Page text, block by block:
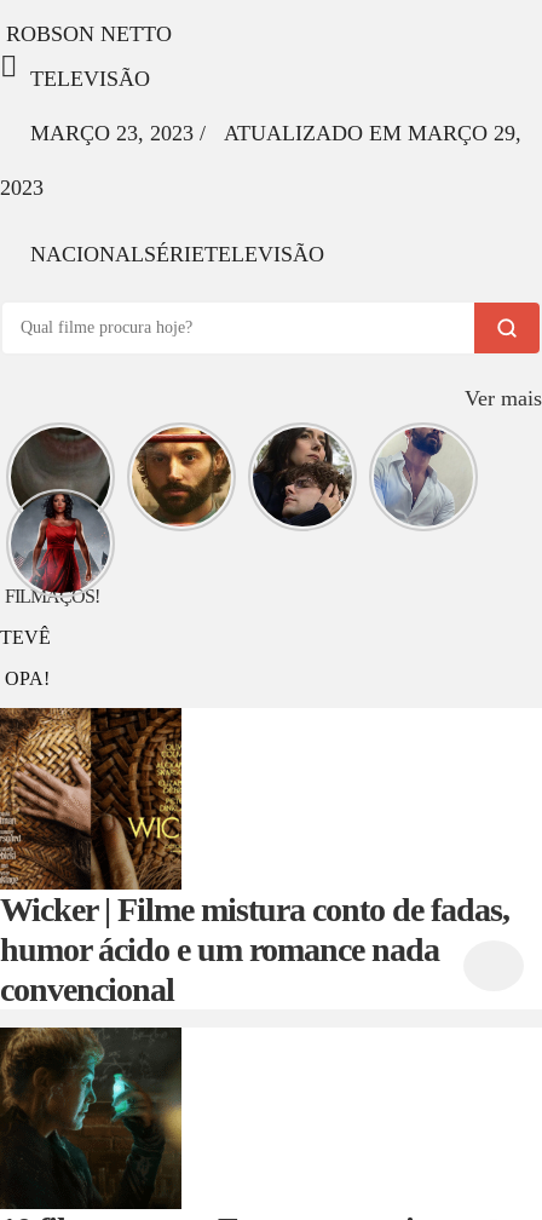
ROBSON NETTO
TELEVISÃO
MARÇO 23, 2023 / ATUALIZADO EM MARÇO 29,
2023
NACIONALSÉRIETELEVISÃO
Ver mais
O que
assistir
hoje?
Longlegs
O que
assistir
hoje?
VOCÊ
O que
assistir
hoje? O
Jardineiro
O que
assistir
hoje?
DEVA
O que
assistir
hoje? G20
FILMAÇOS!
TEVÊ
OPA!
Wicker | Filme mistura conto de fadas,
humor ácido e um romance nada
convencional